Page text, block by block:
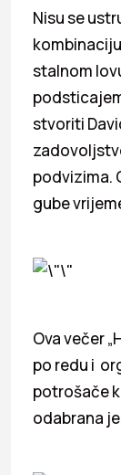
Nisu se
stalnom
stvoriti
podvizima.
gube
Ova večer
po redu i
potrošače
odabrana